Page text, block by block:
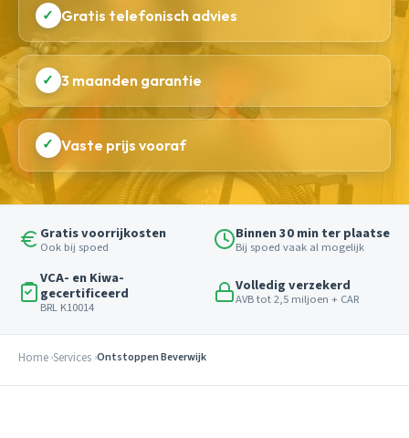
✓ Gratis telefonisch advies
✓ 3 maanden garantie
✓ Vaste prijs vooraf
Gratis voorrijkosten
Ook bij spoed
Binnen 30 min ter plaatse
Bij spoed vaak al mogelijk
VCA- en Kiwa-
gecertificeerd
BRL K10014
Volledig verzekerd
AVB tot 2,5 miljoen + CAR
Home Services Ontstoppen Beverwijk